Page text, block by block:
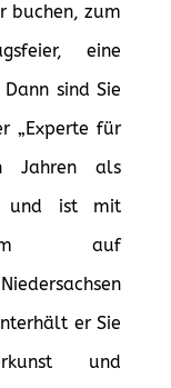
buchen, zum
eine
sind Sie
„Experte für
Jahren als
und ist mit
auf
er Sie
und